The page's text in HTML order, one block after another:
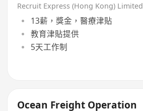
Recruit Express (Hong Kong) Limited
13薪，獎金，醫療津貼
教育津貼提供
5天工作制
Ocean Freight Operation